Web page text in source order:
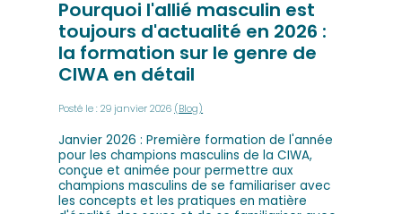
Pourquoi l'allié masculin est
toujours d'actualité en 2026 :
la formation sur le genre de
CIWA en détail
Posté le : 29 janvier 2026 (Blog)
Janvier 2026 : Première formation de l'année
pour les champions masculins de la CIWA,
conçue et animée pour permettre aux
champions masculins de se familiariser avec
les concepts et les pratiques en matière